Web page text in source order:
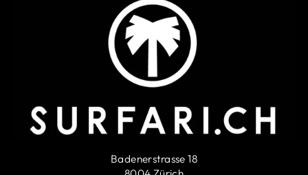
Badenerstrasse 18